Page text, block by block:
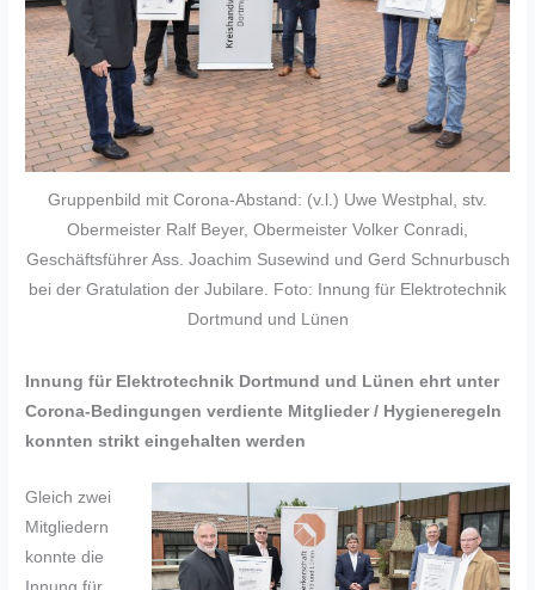
Gruppenbild mit Corona-Abstand: (v.l.) Uwe Westphal, stv.
Obermeister Ralf Beyer, Obermeister Volker Conradi,
Geschäftsführer Ass. Joachim Susewind und Gerd Schnurbusch
bei der Gratulation der Jubilare. Foto: Innung für Elektrotechnik
Dortmund und Lünen
Innung für Elektrotechnik Dortmund und Lünen ehrt unter
Corona-Bedingungen verdiente Mitglieder / Hygieneregeln
konnten strikt eingehalten werden
Gleich zwei
Mitgliedern
konnte die